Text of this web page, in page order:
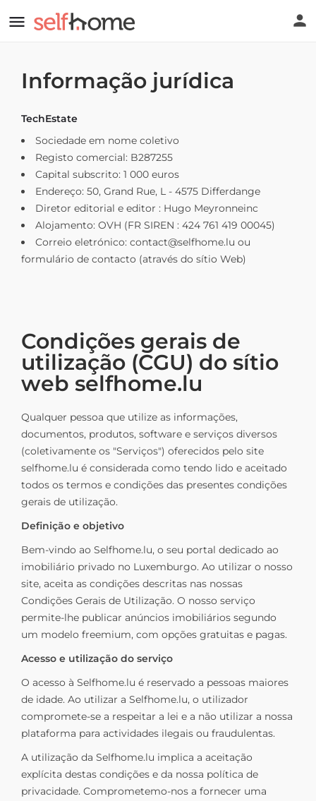
Informação jurídica
TechEstate
Sociedade em nome coletivo
Registo comercial: B287255
Capital subscrito: 1 000 euros
Endereço: 50, Grand Rue, L - 4575 Differdange
Diretor editorial e editor : Hugo Meyronneinc
Alojamento: OVH (FR SIREN : 424 761 419 00045)
Correio eletrónico: contact@selfhome.lu ou
formulário de contacto (através do sítio Web)
Condições gerais de
utilização (CGU) do sítio
web selfhome.lu
Qualquer pessoa que utilize as informações,
documentos, produtos, software e serviços diversos
(coletivamente os "Serviços") oferecidos pelo site
selfhome.lu é considerada como tendo lido e aceitado
todos os termos e condições das presentes condições
gerais de utilização.
Definição e objetivo
Bem-vindo ao Selfhome.lu, o seu portal dedicado ao
imobiliário privado no Luxemburgo. Ao utilizar o nosso
site, aceita as condições descritas nas nossas
Condições Gerais de Utilização. O nosso serviço
permite-lhe publicar anúncios imobiliários segundo
um modelo freemium, com opções gratuitas e pagas.
Acesso e utilização do serviço
O acesso à Selfhome.lu é reservado a pessoas maiores
de idade. Ao utilizar a Selfhome.lu, o utilizador
compromete-se a respeitar a lei e a não utilizar a nossa
plataforma para actividades ilegais ou fraudulentas.
A utilização da Selfhome.lu implica a aceitação
explícita destas condições e da nossa política de
privacidade. Comprometemo-nos a fornecer uma